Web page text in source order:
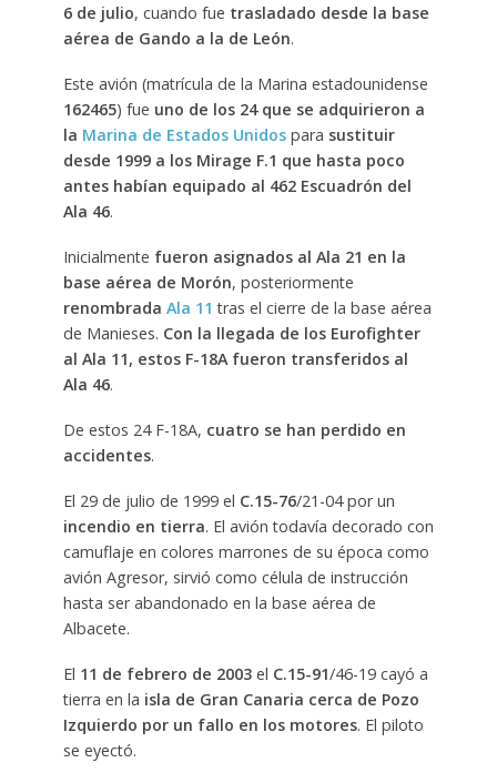
6 de julio, cuando fue trasladado desde la base
aérea de Gando a la de León.
Este avión (matrícula de la Marina estadounidense
162465) fue uno de los 24 que se adquirieron a
la Marina de Estados Unidos para sustituir
desde 1999 a los Mirage F.1 que hasta poco
antes habían equipado al 462 Escuadrón del
Ala 46.
Inicialmente fueron asignados al Ala 21 en la
base aérea de Morón, posteriormente
renombrada Ala 11 tras el cierre de la base aérea
de Manieses. Con la llegada de los Eurofighter
al Ala 11, estos F-18A fueron transferidos al
Ala 46.
De estos 24 F-18A, cuatro se han perdido en
accidentes.
El 29 de julio de 1999 el C.15-76/21-04 por un
incendio en tierra. El avión todavía decorado con
camuflaje en colores marrones de su época como
avión Agresor, sirvió como célula de instrucción
hasta ser abandonado en la base aérea de
Albacete.
El 11 de febrero de 2003el C.15-91/46-19 cayó a
tierra en la isla de Gran Canaria cerca de Pozo
Izquierdo por un fallo en los motores. El piloto
se eyectó.